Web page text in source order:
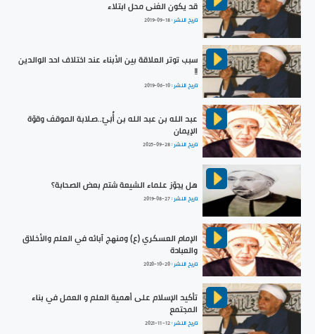
قد يكون الغنى محل ابتلاء
تاريخ النشر :2019-09-18
سبب توتر العلاقة بين الأبناء عند اختلاف احد الوالدين
!!
تاريخ النشر :2019-06-10
عبد الله بن عبد الله بن أُبَيّ..صلابة الموقف وقوّة
الإيمان
تاريخ النشر :2025-09-28
هل يجوّز علماء الشيعة شتم بعض الصحابة؟
تاريخ النشر :2019-08-27
الإمام العسكري (ع) ومنهج آبائه في العلم والأخلاق
والعبادة
تاريخ النشر :2020-10-20
تأكيد الإسلام على أهمية العلم و العمل في بناء
المجتمع
تاريخ النشر :2021-11-12